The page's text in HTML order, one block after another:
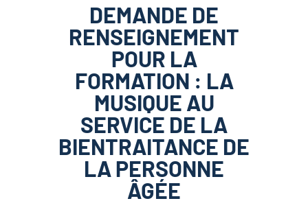
DEMANDE DE
RENSEIGNEMENT
POUR LA
FORMATION : LA
MUSIQUE AU
SERVICE DE LA
BIENTRAITANCE DE
LA PERSONNE
ÂGÉE